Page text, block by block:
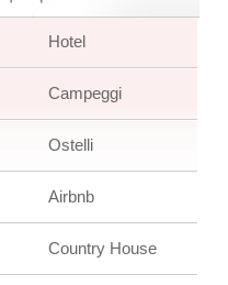
Hotel
Campeggi
Ostelli
Airbnb
Country House